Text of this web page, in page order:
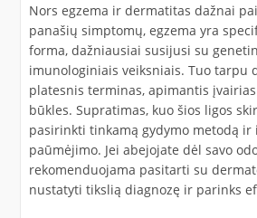
Nors egzema ir dermatitas dažnai
panašių simptomų, egzema yra
forma, dažniausiai susijusi su
imunologiniais veiksniais. Tuo tarpu
platesnis terminas, apimantis
būkles. Supratimas, kuo šios ligos
pasirinkti tinkamą gydymo metodą ir
paūmėjimo. Jei abejojate dėl savo
rekomenduojama pasitarti su
nustatyti tikslią diagnozę ir parinks